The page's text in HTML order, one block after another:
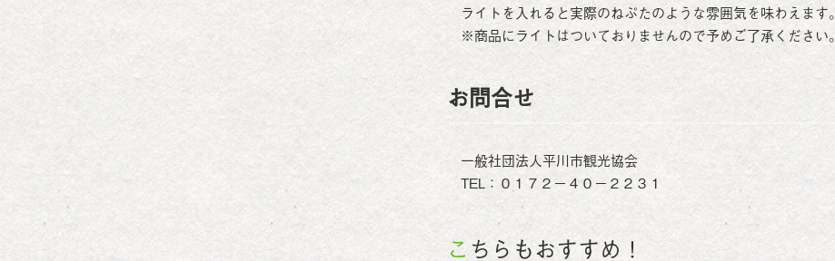
ライトを入れると実際のねぷたのような雰囲気を味わえます。
※商品にライトはついておりませんので予めご了承ください。
お問合せ
一般社団法人平川市観光協会
TEL：０１７２－４０－２２３１
こちらもおすすめ！